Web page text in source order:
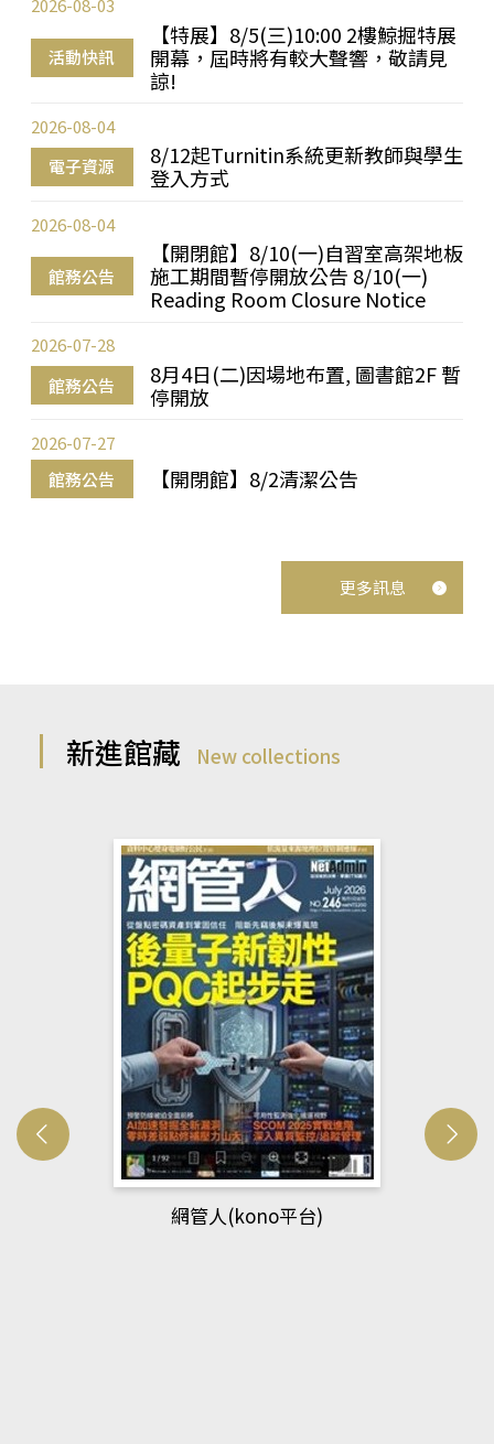
活動快訊
【特展】8/5(三)10:00 2樓鯨掘特展
開幕，屆時將有較大聲響，敬請見
諒!
2026-08-03
電子資源
8/12起Turnitin系統更新教師與學生
登入方式
2026-08-04
館務公告
【開閉館】8/10(一)自習室高架地板
施工期間暫停開放公告 8/10(一)
Reading Room Closure Notice
2026-08-04
館務公告
8月4日(二)因場地布置, 圖書館2F 暫
停開放
2026-07-28
館務公告 【開閉館】8/2清潔公告
2026-07-27
更多訊息
新進館藏 New collections
網管人(kono平台)